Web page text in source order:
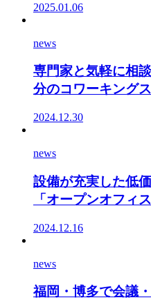
2025.01.06
news
専門家と気軽に相
分のコワーキング
2024.12.30
news
設備が充実した低
「オープンオフィ
2024.12.16
news
福岡・博多で会議